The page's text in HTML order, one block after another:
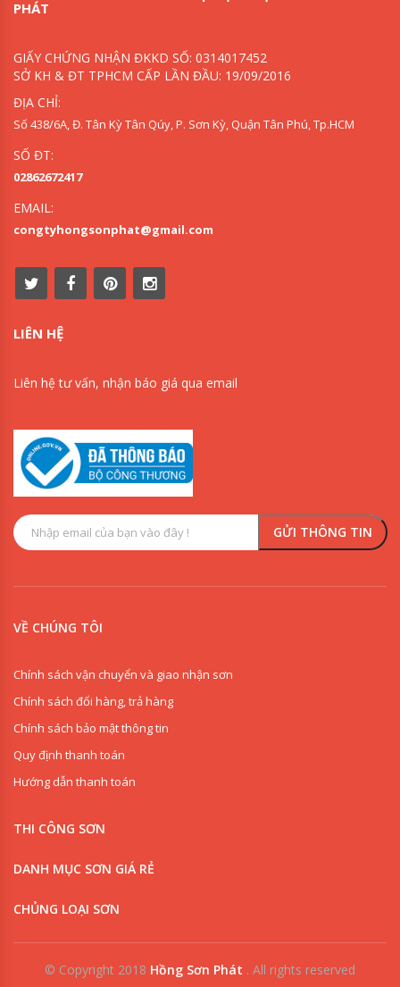
PHÁT
GIẤY CHỨNG NHẬN ĐKKD SỐ: 0314017452
SỞ KH & ĐT TPHCM CẤP LẦN ĐẦU: 19/09/2016
ĐỊA CHỈ:
Số 438/6A, Đ. Tân Kỳ Tân Qúy, P. Sơn Kỳ, Quận Tân Phú, Tp.HCM
SỐ ĐT:
02862672417
EMAIL:
congtyhongsonphat@gmail.com
LIÊN HỆ
Liên hệ tư vấn, nhận báo giá qua email
VỀ CHÚNG TÔI
Chính sách vận chuyển và giao nhận sơn
Chính sách đổi hàng, trả hàng
Chính sách bảo mật thông tin
Quy định thanh toán
Hướng dẫn thanh toán
THI CÔNG SƠN
DANH MỤC SƠN GIÁ RẺ
CHỦNG LOẠI SƠN
© Copyright 2018 Hồng Sơn Phát . All rights reserved